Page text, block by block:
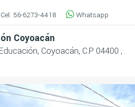
Cel: 56-6273-4418 Whatsapp
Coyoacán
Coyoacán, C.P 04400 ,